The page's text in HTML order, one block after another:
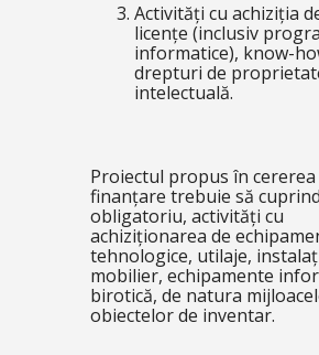
Activități cu achiziția
licențe (inclusiv
informatice), know-
drepturi de
intelectuală.
Proiectul propus în cererea
finanțare trebuie să
obligatoriu, activități cu
achiziționarea de
tehnologice, utilaje,
mobilier, echipamente
birotică, de natura
obiectelor de inventar.